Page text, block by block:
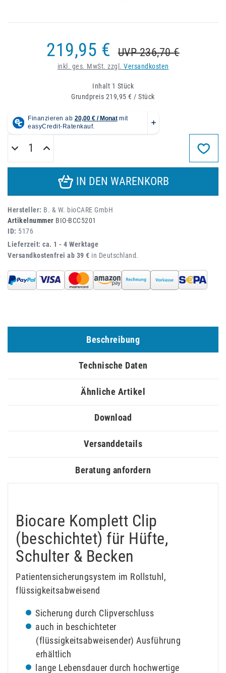
219,95 € UVP 236,70 €
inkl. ges. MwSt. zzgl. Versandkosten
Inhalt 1 Stück
Grundpreis 219,95 € / Stück
IN DEN WARENKORB
Hersteller: B. & W. bioCARE GmbH
Artikelnummer BIO-BCC5201
ID: 5176
Lieferzeit: ca. 1 - 4 Werktage
Versandkostenfrei ab 39 € in Deutschland.
Beschreibung
Technische Daten
Ähnliche Artikel
Download
Versanddetails
Beratung anfordern
Biocare Komplett Clip
(beschichtet) für Hüfte,
Schulter & Becken
Patientensicherungsystem im Rollstuhl,
flüssigkeitsabweisend
Sicherung durch Clipverschluss
auch in beschichteter
(flüssigkeitsabweisender) Ausführung
erhältlich
lange Lebensdauer durch hochwertige